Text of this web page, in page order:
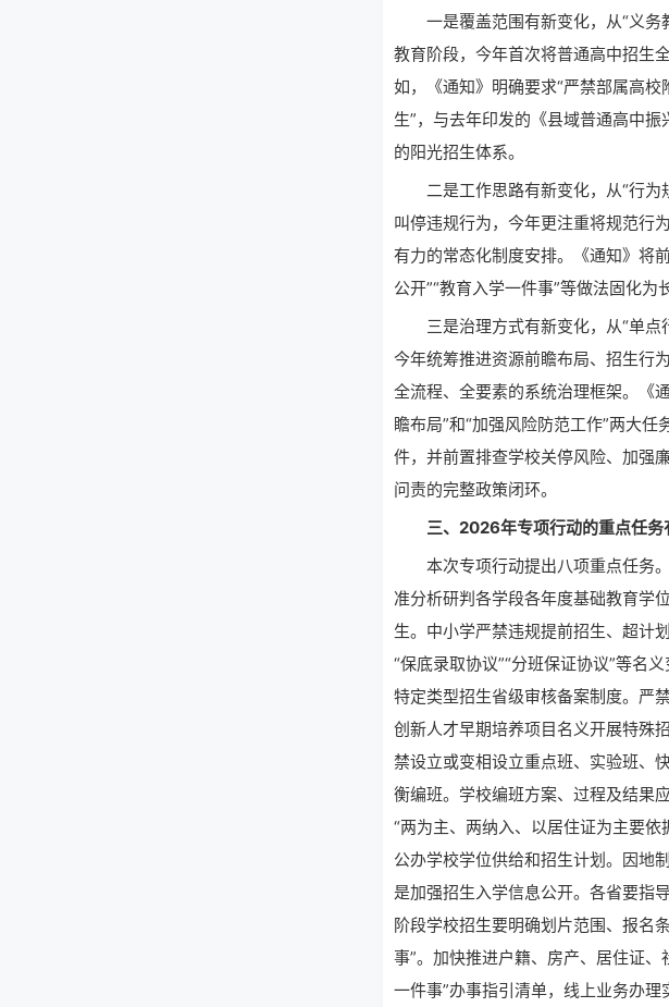
一是覆盖范围有新变化，从“义务
教育阶段，今年首次将普通高中招生
如，《通知》明确要求“严禁部属高
生”，与去年印发的《县域普通高中
的阳光招生体系。
二是工作思路有新变化，从“行为规
叫停违规行为，今年更注重将规范行
有力的常态化制度安排。《通知》将
公开”“教育入学一件事”等做法固化
三是治理方式有新变化，从“单点行
今年统筹推进资源前瞻布局、招生行
全流程、全要素的系统治理框架。《
瞻布局”和“加强风险防范工作”两大
件，并前置排查学校关停风险、加强
问责的完整政策闭环。
三、2026年专项行动的重点任务
本次专项行动提出八项重点任务。
准分析研判各学段各年度基础教育学
生。中小学严禁违规提前招生、超计
“保底录取协议”“分班保证协议”等名
特定类型招生省级审核备案制度。严
创新人才早期培养项目名义开展特殊
禁设立或变相设立重点班、实验班、
衡编班。学校编班方案、过程及结果
“两为主、两纳入、以居住证为主要
公办学校学位供给和招生计划。因地
是加强招生入学信息公开。各省要指
阶段学校招生要明确划片范围、报名
事”。加快推进户籍、房产、居住证
一件事”办事指引清单，线上业务办